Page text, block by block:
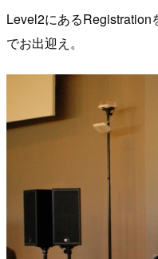
Level2にあるRegistration
でお出迎え。